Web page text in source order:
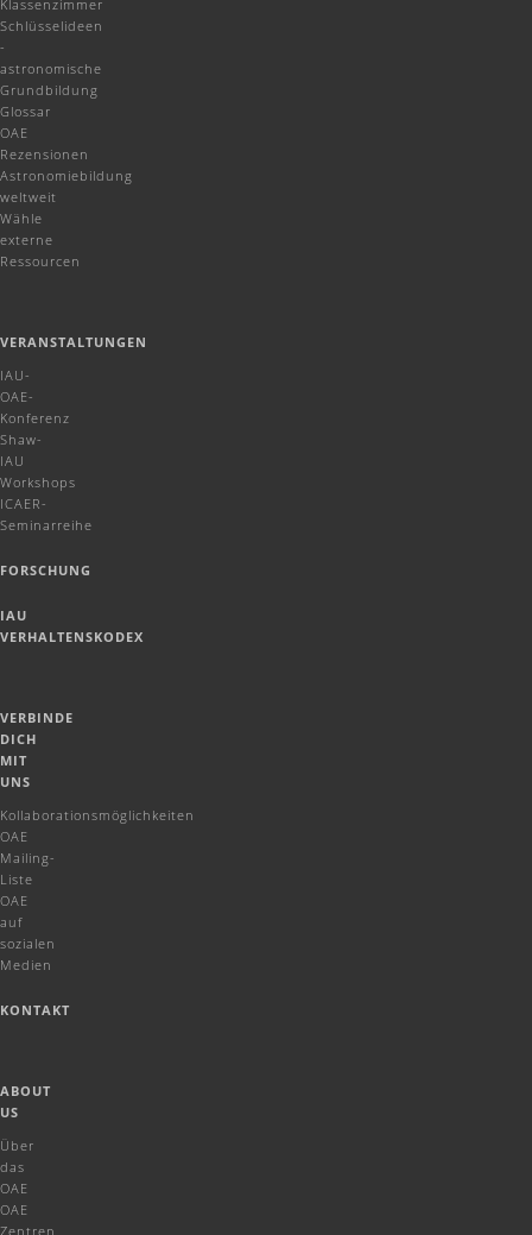
Klassenzimmer
Schlüsselideen
-
astronomische
Grundbildung
Glossar
OAE
Rezensionen
Astronomiebildung
weltweit
Wähle
externe
Ressourcen
VERANSTALTUNGEN
IAU-
OAE-
Konferenz
Shaw-
IAU
Workshops
ICAER-
Seminarreihe
FORSCHUNG
IAU
VERHALTENSKODEX
VERBINDE
DICH
MIT
UNS
Kollaborationsmöglichkeiten
OAE
Mailing-
Liste
OAE
auf
sozialen
Medien
KONTAKT
ABOUT
US
Über
das
OAE
OAE
Zentren